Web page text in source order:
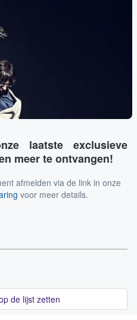
laatste exclusieve
meer te ontvangen!
afmelden via de link in onze
voor meer details.
de lijst zetten